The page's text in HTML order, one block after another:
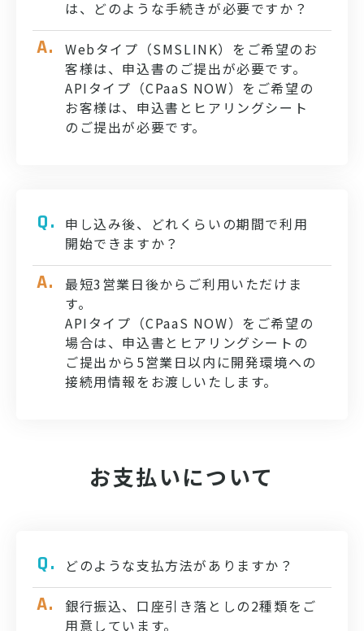
は、どのような手続きが必要ですか？
Webタイプ（SMSLINK）をご希望のお
客様は、申込書のご提出が必要です。
APIタイプ（CPaaS NOW）をご希望の
お客様は、申込書とヒアリングシート
のご提出が必要です。
申し込み後、どれくらいの期間で利用
開始できますか？
最短3営業日後からご利用いただけま
す。
APIタイプ（CPaaS NOW）をご希望の
場合は、申込書とヒアリングシートの
ご提出から5営業日以内に開発環境への
接続用情報をお渡しいたします。
お支払いについて
どのような支払方法がありますか？
銀行振込、口座引き落としの2種類をご
用意しています。